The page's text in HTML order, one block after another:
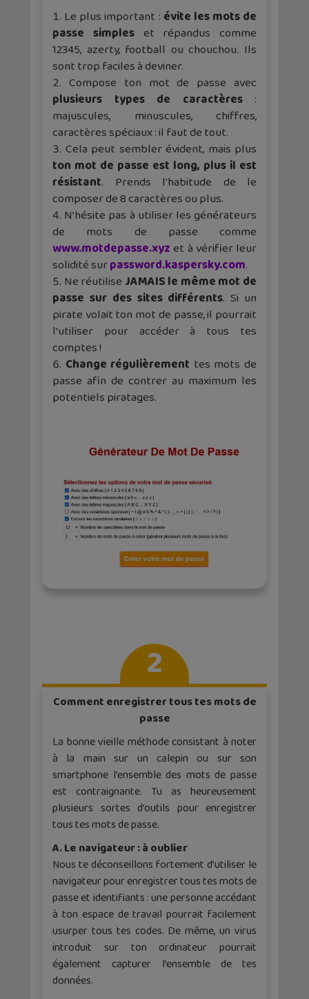
Le plus important : évite les mots de
passe simpleset répandus comme
12345, azerty, football ou chouchou. Ils
sont trop faciles à deviner.
Compose ton mot de passe avec
plusieurs types de caractères:
majuscules, minuscules, chiffres,
caractères spéciaux : il faut de tout.
Cela peut sembler évident, mais plus
ton mot de passe est long, plus il est
résistant. Prends l’habitude de le
composer de 8 caractères ou plus.
N’hésite pas à utiliser les générateurs
de mots de passe comme
www.motdepasse.xyzet à vérifier leur
solidité surpassword.kaspersky.com.
Ne réutilise JAMAIS le même mot de
passe sur des sites différents. Si un
pirate volait ton mot de passe, il pourrait
l’utiliser pour accéder à tous tes
comptes !
Change régulièrement tes mots de
passe afin de contrer au maximum les
potentiels piratages.
2
Comment enregistrer tous tes mots de
passe
La bonne vieille méthode consistant à noter
à la main sur un calepin ou sur son
smartphone l’ensemble des mots de passe
est contraignante. Tu as heureusement
plusieurs sortes d’outils pour enregistrer
tous tes mots de passe.
A. Le navigateur : à oublier
Nous te déconseillons fortement d’utiliser le
navigateur pour enregistrer tous tes mots de
passe et identifiants : une personne accédant
à ton espace de travail pourrait facilement
usurper tous tes codes. De même, un virus
introduit sur ton ordinateur pourrait
également capturer l’ensemble de tes
données.